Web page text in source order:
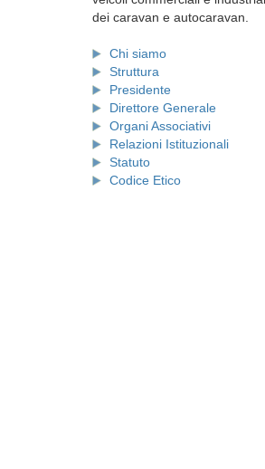
dei caravan e autocaravan.
Chi siamo
Struttura
Presidente
Direttore Generale
Organi Associativi
Relazioni Istituzionali
Statuto
Codice Etico